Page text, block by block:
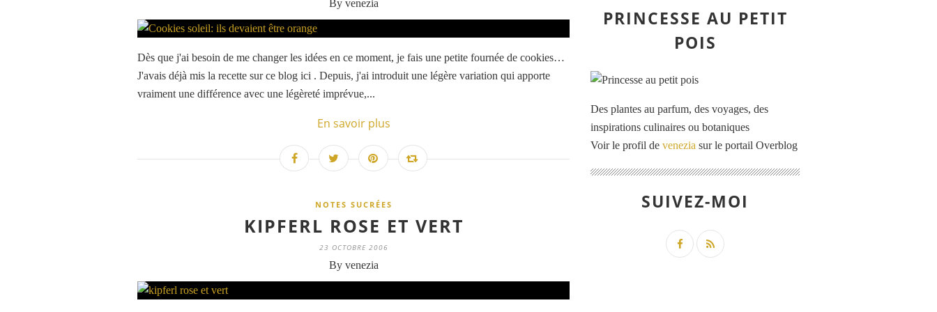
By venezia
Dès que j'ai besoin de me changer les idées en ce moment, je fais une petite fournée de cookies…
J'avais déjà mis la recette sur ce blog ici . Depuis, j'ai introduit une légère variation qui apporte
vraiment une différence avec une légèreté imprévue,...
En savoir plus
NOTES SUCRÉES
KIPFERL ROSE ET VERT
23 OCTOBRE 2006
By venezia
PRINCESSE AU PETIT
POIS
Des plantes au parfum, des voyages, des
inspirations culinaires ou botaniques
Voir le profil de venezia sur le portail Overblog
SUIVEZ-MOI